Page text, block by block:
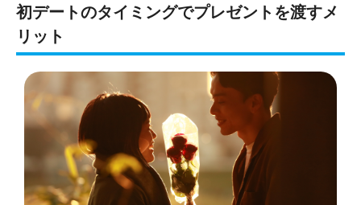
初デートのタイミングでプレゼントを渡すメ
リット